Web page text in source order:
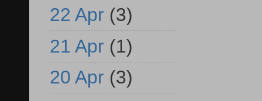
22 Apr (3)
21 Apr (1)
20 Apr (3)